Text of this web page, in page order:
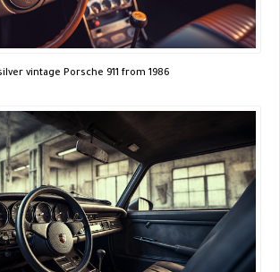
vintage Porsche 911 from 1986